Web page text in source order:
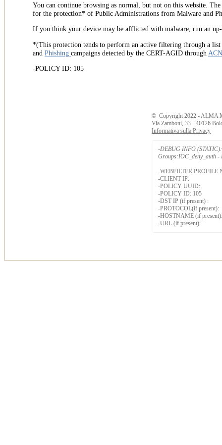
You can continue browsing as normal, but not on this website.
for the protection* of Public Administrations from Malware and
If you think your device may be afflicted with malware, run an
*(This protection tends to perform an active filtering through a
and Phishing campaigns detected by the CERT-AGID through
-POLICY ID: 105
© Copyright 2022 - ALMA
Via Zamboni, 33 - 40126
Informativa sulla Privacy
-DEBUG INFO (STATIC):
Groups:IOC_deny_auth -
-WEBFILTER PROFILE
-CLIENT IP:
-POLICY UUID:
-POLICY ID: 105
-DST IP (if present) :
-PROTOCOL(if present):
-HOSTNAME (if present):
-URL (if present):